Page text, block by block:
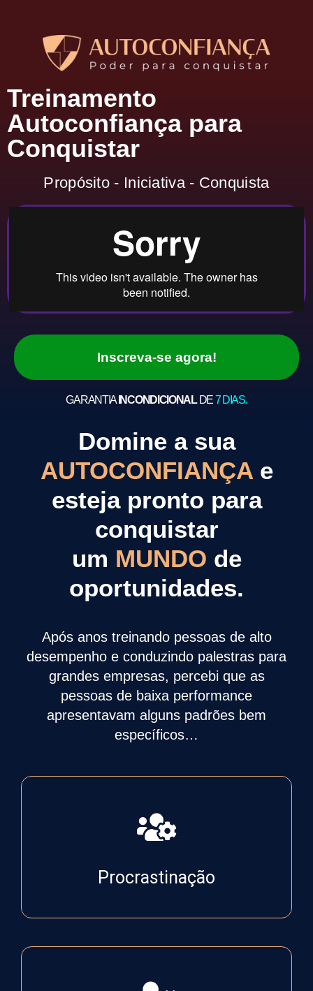
Treinamento
Autoconfiança para
Conquistar
Propósito - Iniciativa - Conquista
Inscreva-se agora!
GARANTIA INCONDICIONAL DE7 DIAS.
Domine a sua
AUTOCONFIANÇAe
esteja pronto para
conquistar
um MUNDO de
oportunidades.
Após anos treinando pessoas de alto
desempenho e conduzindo palestras para
grandes empresas, percebi que as
pessoas de baixa performance
apresentavam alguns padrões bem
específicos…
Procrastinação